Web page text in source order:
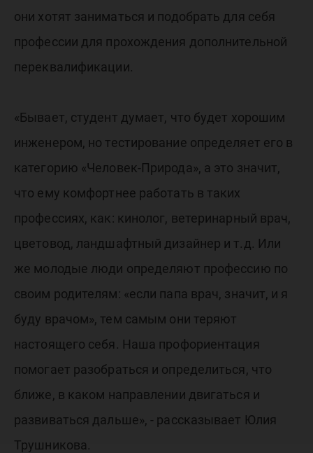
они хотят заниматься и подобрать для себя
профессии для прохождения дополнительной
переквалификации.
«Бывает, студент думает, что будет хорошим
инженером, но тестирование определяет его в
категорию «Человек-Природа», а это значит,
что ему комфортнее работать в таких
профессиях, как: кинолог, ветеринарный врач,
цветовод, ландшафтный дизайнер и т.д. Или
же молодые люди определяют профессию по
своим родителям: «если папа врач, значит, и я
буду врачом», тем самым они теряют
настоящего себя. Наша профориентация
помогает разобраться и определиться, что
ближе, в каком направлении двигаться и
развиваться дальше», - рассказывает Юлия
Трушникова.